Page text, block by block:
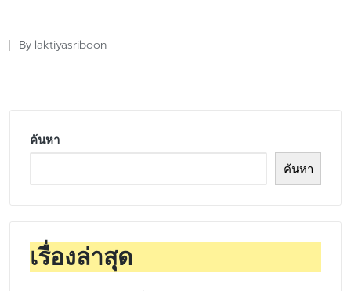
Posted
By laktiyasriboon
ค้นหา
ค้นหา
เรื่องล่าสุด